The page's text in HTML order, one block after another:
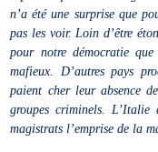
n’a été une surprise que
pas les voir. Loin d’être
pour notre démocratie
mafieux. D’autres pays
paient cher leur absence
groupes criminels.
magistrats l’emprise de la